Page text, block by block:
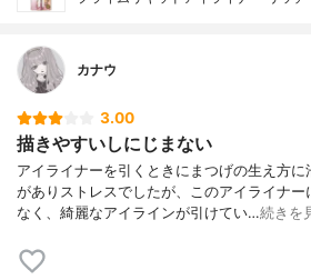
カナウ
3.00
描きやすいしにじまない
アイライナーを引くときにまつげの生え方に
がありストレスでしたが、このアイライナー
なく、綺麗なアイラインが引けてい…続きを